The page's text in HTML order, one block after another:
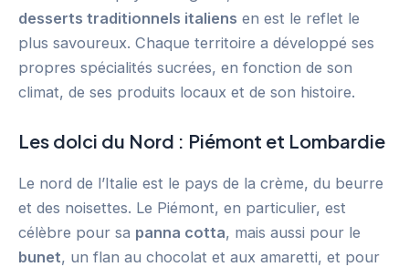
desserts traditionnels italiens en est le reflet le
plus savoureux. Chaque territoire a développé ses
propres spécialités sucrées, en fonction de son
climat, de ses produits locaux et de son histoire.
Les dolci du Nord : Piémont et Lombardie
Le nord de l’Italie est le pays de la crème, du beurre
et des noisettes. Le Piémont, en particulier, est
célèbre pour sa panna cotta, mais aussi pour le
bunet, un flan au chocolat et aux amaretti, et pour